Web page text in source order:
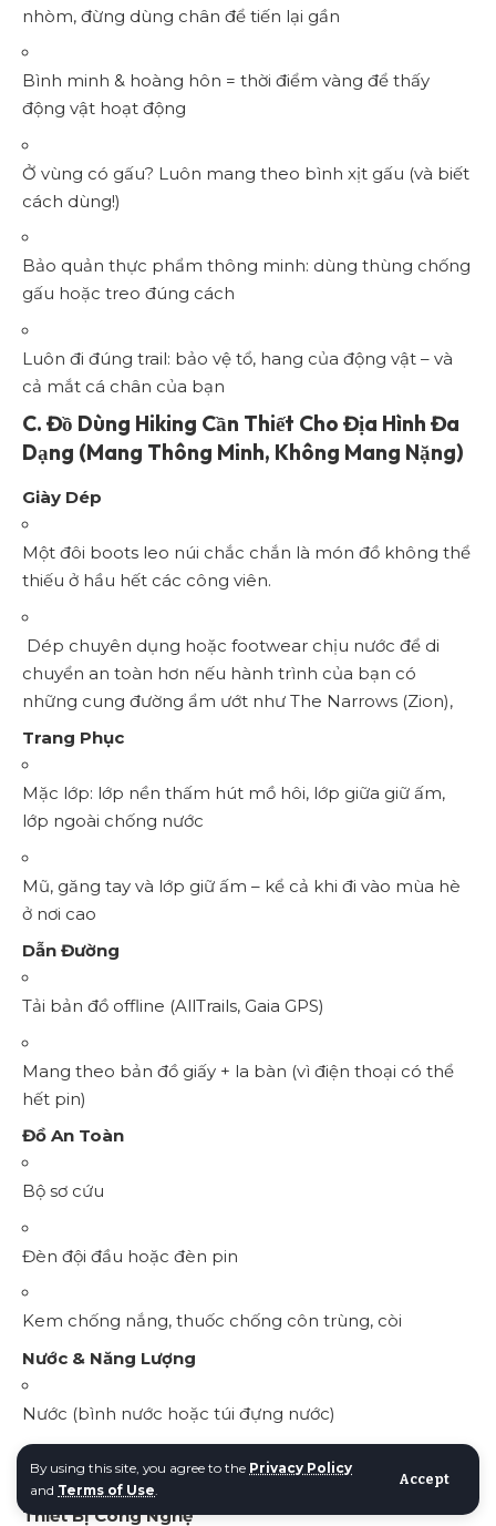
By using this site, you agree to the Privacy Policy
and Terms of Use.
Accept
nhòm, đừng dùng chân để tiến lại gần
Bình minh & hoàng hôn = thời điểm vàng để thấy
động vật hoạt động
Ở vùng có gấu? Luôn mang theo bình xịt gấu (và biết
cách dùng!)
Bảo quản thực phẩm thông minh: dùng thùng chống
gấu hoặc treo đúng cách
Luôn đi đúng trail: bảo vệ tổ, hang của động vật – và
cả mắt cá chân của bạn
C. Đồ Dùng Hiking Cần Thiết Cho Địa Hình Đa
Dạng (Mang Thông Minh, Không Mang Nặng)
Giày Dép
Một đôi boots leo núi chắc chắn là món đồ không thể
thiếu ở hầu hết các công viên.
Dép chuyên dụng hoặc footwear chịu nước để di
chuyển an toàn hơn nếu hành trình của bạn có
những cung đường ẩm ướt như The Narrows (Zion),
Trang Phục
Mặc lớp: lớp nền thấm hút mồ hôi, lớp giữa giữ ấm,
lớp ngoài chống nước
Mũ, găng tay và lớp giữ ấm – kể cả khi đi vào mùa hè
ở nơi cao
Dẫn Đường
Tải bản đồ offline (AllTrails, Gaia GPS)
Mang theo bản đồ giấy + la bàn (vì điện thoại có thể
hết pin)
Đồ An Toàn
Bộ sơ cứu
Đèn đội đầu hoặc đèn pin
Kem chống nắng, thuốc chống côn trùng, còi
Nước & Năng Lượng
Nước (bình nước hoặc túi đựng nước)
Chất điện giải & snack nhiều năng lượng
Thiết Bị Công Nghệ